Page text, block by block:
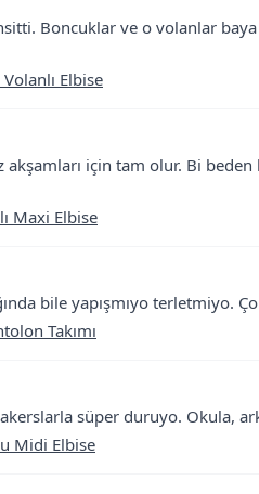
Boncuklar ve o volanlar
Elbise
akşamları için tam olur. Bi
Maxi Elbise
bile yapışmıyo terletmiyo.
Takımı
süper duruyo. Okula,
Midi Elbise